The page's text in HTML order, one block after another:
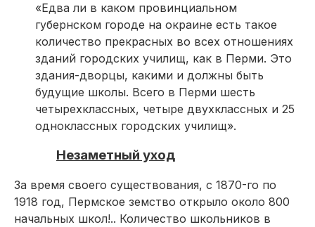
«Едва ли в каком провинциальном
губернском городе на окраине есть такое
количество прекрасных во всех отношениях
зданий городских училищ, как в Перми. Это
здания-дворцы, какими и должны быть
будущие школы. Всего в Перми шесть
четырехклассных, четыре двухклассных и 25
одноклассных городских училищ».
Незаметный уход
За время своего существования, с 1870-го по
1918 год, Пермское земство открыло около 800
начальных школ!.. Количество школьников в